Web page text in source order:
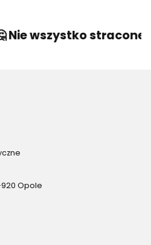
wszystko stracone!
920 Opole